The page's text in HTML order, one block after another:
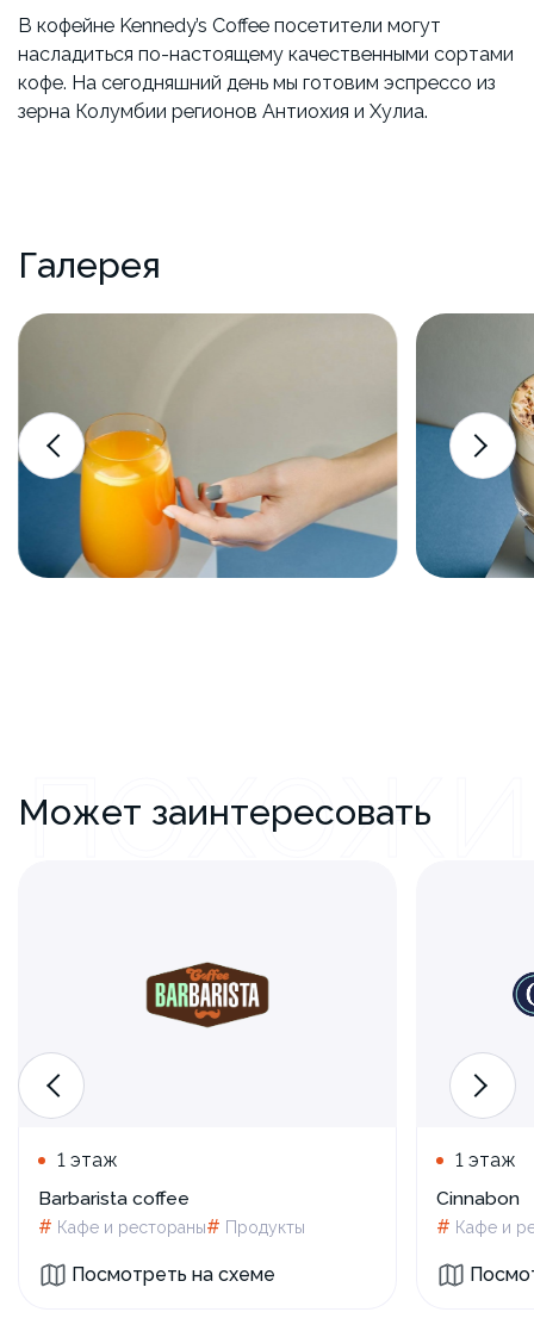
В кофейне Kennedy’s Coffee посетители могут
насладиться по-настоящему качественными сортами
кофе. На сегодняшний день мы готовим эспрессо из
зерна Колумбии регионов Антиохия и Хулиа.
Галерея
Может заинтересовать
1 этаж
Barbarista coffee
# Кафе и рестораны# Продукты
Посмотреть на схеме
1 этаж
Cinnabon
# Кафе и